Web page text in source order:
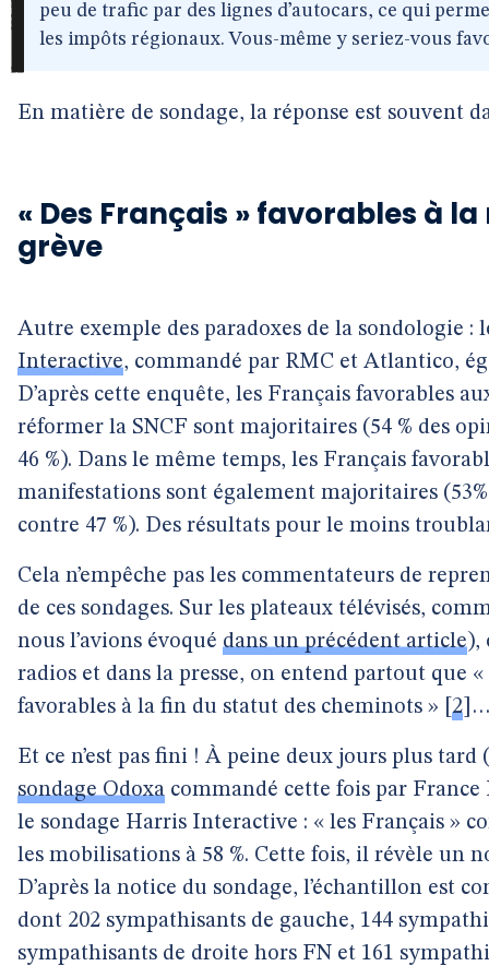
peu de trafic par des lignes d’autocars, ce qui
les impôts régionaux. Vous-même y seriez-vous
En matière de sondage, la réponse est souvent
« Des Français » favorables à
grève
Autre exemple des paradoxes de la sondologie :
Interactive, commandé par RMC et Atlantico,
D’après cette enquête, les Français favorables
réformer la SNCF sont majoritaires (54 % des
46 %). Dans le même temps, les Français
manifestations sont également majoritaires
contre 47 %). Des résultats pour le moins
Cela n’empêche pas les commentateurs de
de ces sondages. Sur les plateaux télévisés,
nous l’avions évoqué dans un précédent article),
radios et dans la presse, on entend partout que «
favorables à la fin du statut des cheminots »
2
Et ce n’est pas fini ! À peine deux jours plus
sondage Odoxa commandé cette fois par
le sondage Harris Interactive : « les Français »
les mobilisations à 58 %. Cette fois, il révèle un
D’après la notice du sondage, l’échantillon est
dont 202 sympathisants de gauche, 144
sympathisants de droite hors FN et 161